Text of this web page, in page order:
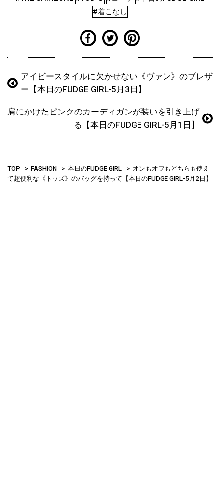
#着こなし
アイビースタイルに欠かせない《ヴァン》のブレザ
ー【本日のFUDGE GIRL-5月3日】
肩にかけたピンクのカーディガンが装いを引き上げ
る【本日のFUDGE GIRL-5月1日】
TOP FASHION 本日のFUDGE GIRL
オンもオフもどちらも使え
て超便利な《トッズ》のバッグを持って【本日のFUDGE GIRL-5月2日】